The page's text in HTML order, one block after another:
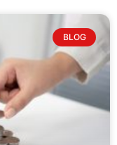
BLOG